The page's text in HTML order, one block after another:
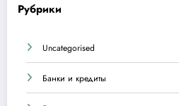
Рубрики
Uncategorised
Банки и кредиты